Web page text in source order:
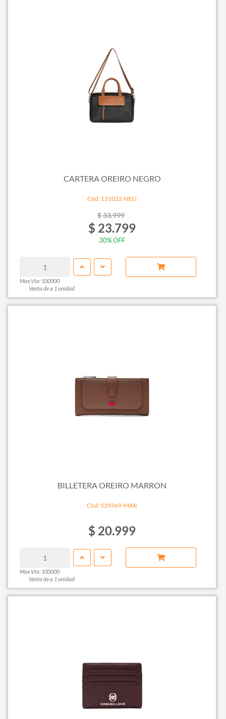
CARTERA OREIRO NEGRO
Cód: 131022-NEG
$ 33.999
$ 23.799
30% OFF
Max Vta: 100000
Venta de a 1 unidad
BILLETERA OREIRO MARRON
Cód: 529369-MAR
$ 20.999
Max Vta: 100000
Venta de a 1 unidad